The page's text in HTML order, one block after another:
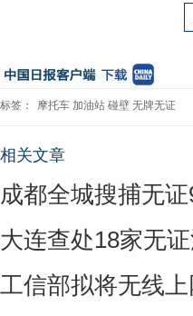
标签： 摩托车 加油站 碰壁 无牌无证
相关文章
成都全城搜捕无
大连查处18家无
工信部拟将无线